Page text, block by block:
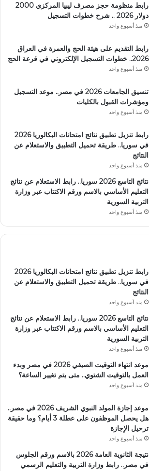
رابط منظومة حجز مصرف ليبيا المركزي 2000
دولار 2026 .. شرح خطوات التسجيل
منذ أسبوع واحد
رابط التقديم على هيئة الحج والعمرة في العراق
2026.. خطوات التسجيل الإلكتروني في قرعة الحج
منذ أسبوع واحد
تنسيق الجامعات 2026 في مصر.. موعد التسجيل
ومؤشرات القبول بالكليات
منذ أسبوع واحد
رابط تنزيل تطبيق نتائج امتحانات البكالوريا 2026
في سوريا.. طريقة تحميل التطبيق والاستعلام عن
النتائج
منذ أسبوع واحد
نتائج التاسع 2026 سوريا.. رابط الاستعلام عن نتائج
التعليم الأساسي بالاسم ورقم الاكتتاب عبر وزارة
التربية السورية
منذ أسبوع واحد
رابط تنزيل تطبيق نتائج امتحانات البكالوريا 2026
في سوريا.. طريقة تحميل التطبيق والاستعلام عن
النتائج
منذ أسبوع واحد
نتائج التاسع 2026 سوريا.. رابط الاستعلام عن نتائج
التعليم الأساسي بالاسم ورقم الاكتتاب عبر وزارة
التربية السورية
منذ أسبوع واحد
موعد انتهاء التوقيت الصيفي 2026 في مصر وبدء
العمل بالتوقيت الشتوي.. متى يتم تغيير الساعة؟
منذ أسبوع واحد
موعد إجازة المولد النبوي الشريف 2026 في مصر..
هل يحصل الموظفون على عطلة 3 أيام؟ وما حقيقة
ترحيل الإجازة
منذ أسبوع واحد
نتيجة الثانوية العامة 2026 بالاسم ورقم الجلوس
في مصر.. رابط وزارة التربية والتعليم الرسمي